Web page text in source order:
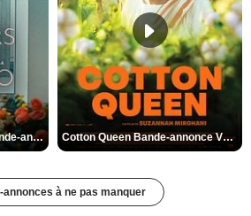
Des Fleurs pour Tokyo Bande-annonce VO STFR Cotton Queen Bande-annonce VO STFR
annonces à ne pas manquer